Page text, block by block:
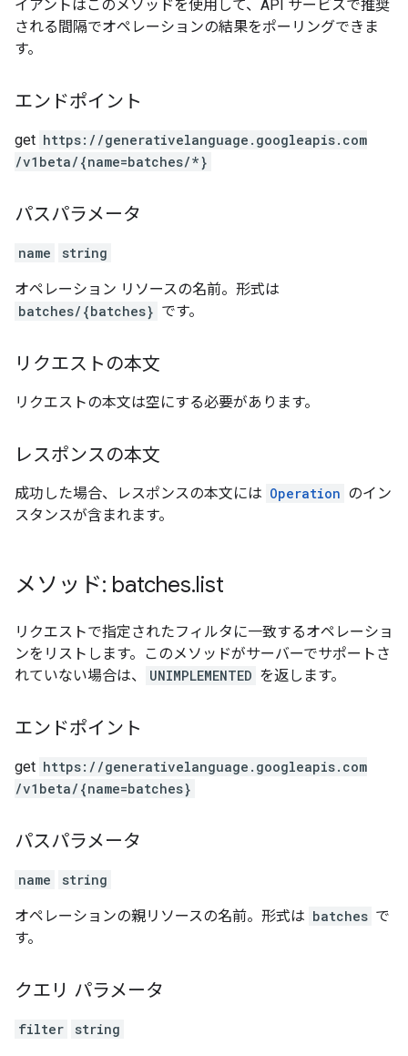
イアントはこのメソッドを使用して、API サービスで推奨
される間隔でオペレーションの結果をポーリングできま
す。
エンドポイント
get https: / /generativelanguage.googleapis.com
/v1beta/{name=batches/*}
パスパラメータ
name string
オペレーション リソースの名前。形式は
batches/{batches} です。
リクエストの本文
リクエストの本文は空にする必要があります。
レスポンスの本文
成功した場合、レスポンスの本文には Operation のイン
スタンスが含まれます。
メソッド: batches.list
リクエストで指定されたフィルタに一致するオペレーショ
ンをリストします。このメソッドがサーバーでサポートさ
れていない場合は、
UNIMPLEMENTED を返します。
エンドポイント
get https: / /generativelanguage.googleapis.com
/v1beta/{name=batches}
パスパラメータ
name string
オペレーションの親リソースの名前。形式は batches で
す。
クエリ パラメータ
filter string